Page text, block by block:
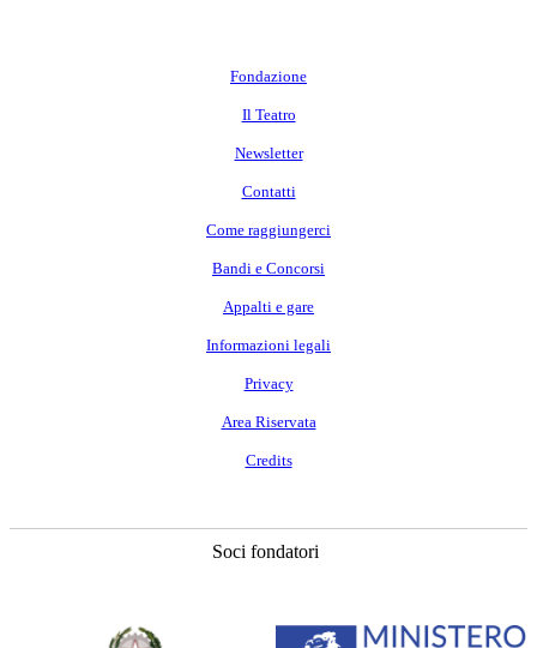
Fondazione
Il Teatro
Newsletter
Contatti
Come raggiungerci
Bandi e Concorsi
Appalti e gare
Informazioni legali
Privacy
Area Riservata
Credits
Soci fondatori